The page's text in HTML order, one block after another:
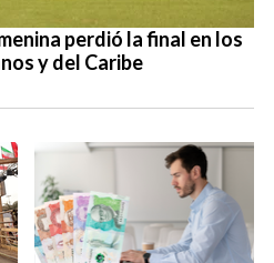
perdió la final en los
y del Caribe